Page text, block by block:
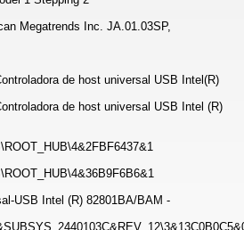
Megatrends Inc. JA.01.03SP,
de host universal USB Intel(R)
de host universal USB Intel (R)
USB Intel (R) 82801BA/BAM -